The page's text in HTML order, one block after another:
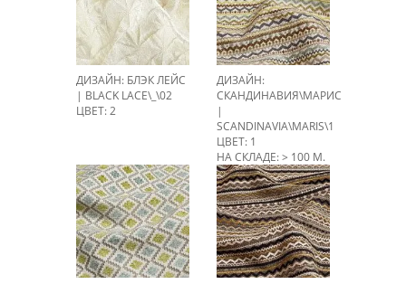
ДИЗАЙН: БЛЭК ЛЕЙС
| BLACK LACE\_\02
ЦВЕТ: 2
ДИЗАЙН:
СКАНДИНАВИЯ\МАРИС
|
SCANDINAVIA\MARIS\1
ЦВЕТ: 1
НА СКЛАДЕ: > 100 М.